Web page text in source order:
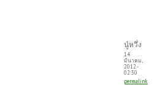
นู๋หวึ่ง
14
มีนาคม,
2012 -
02:30
permalink